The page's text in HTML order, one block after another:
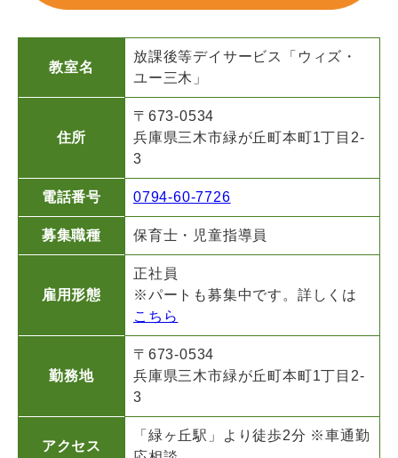
教室名
放課後等デイサービス「ウィズ・
ユー三木」
住所
〒673-0534
兵庫県三木市緑が丘町本町1丁目2-
3
電話番号 0794-60-7726
募集職種 保育士・児童指導員
雇用形態
正社員
※パートも募集中です。詳しくは
こちら
勤務地
〒673-0534
兵庫県三木市緑が丘町本町1丁目2-
3
アクセス
「緑ヶ丘駅」より徒歩2分 ※車通勤